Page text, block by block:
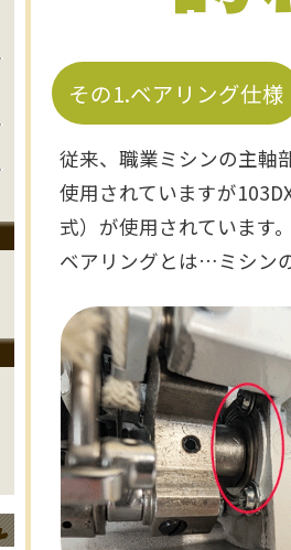
その1.ベアリング仕様
従来、職業ミシンの主軸
使用されていますが
式）が使用されています。
ベアリングとは…ミシン